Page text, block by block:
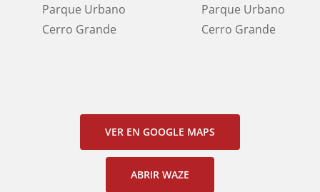
Parque Urbano
Cerro Grande
Parque Urbano
Cerro Grande
VER EN GOOGLE MAPS
ABRIR WAZE